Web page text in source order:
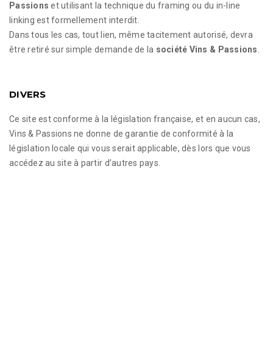
Passions et utilisant la technique du framing ou du in-line
linking est formellement interdit.
Dans tous les cas, tout lien, même tacitement autorisé, devra
être retiré sur simple demande de la société Vins & Passions
DIVERS
Ce site est conforme à la législation française, et en aucun cas,
Vins & Passions ne donne de garantie de conformité à la
législation locale qui vous serait applicable, dès lors que vous
accédez au site à partir d’autres pays.